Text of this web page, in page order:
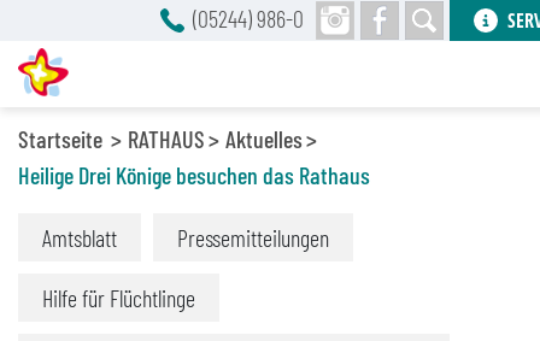
Startseite RATHAUS
Aktuelles
Heilige Drei Könige besuchen das Rathaus
Amtsblatt Pressemitteilungen
Hilfe für Flüchtlinge
(05244) 986-0